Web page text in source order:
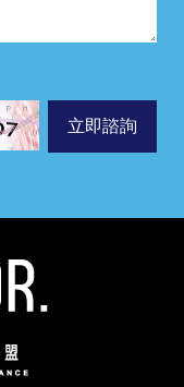
立即諮詢